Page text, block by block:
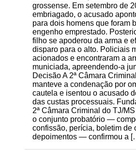
grossense. Em setembro de
embriagado, o acusado
para dois homens que foram
engenho emprestado.
filho se apoderou da arma e
disparo para o alto. Policiais
acionados e encontraram a
municiada, apreendendo-a
Decisão A 2ª Câmara
manteve a condenação por
cautela e isentou o acusado
das custas processuais.
2ª Câmara Criminal do TJ/
o conjunto probatório —
confissão, perícia, boletim de
depoimentos — confirmou a